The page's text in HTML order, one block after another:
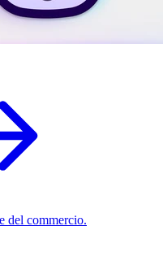
del commercio.